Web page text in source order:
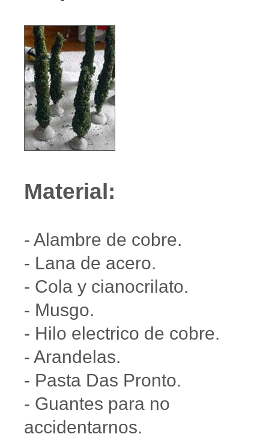
Material:
- Alambre de cobre.
- Lana de acero.
- Cola y cianocrilato.
- Musgo.
- Hilo electrico de cobre.
- Arandelas.
- Pasta Das Pronto.
- Guantes para no
accidentarnos.